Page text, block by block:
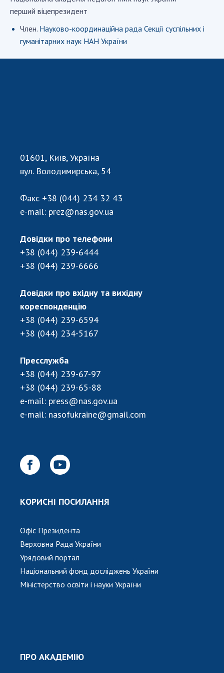
СТРУКТУРА
Президія НАН України
Ради, комітети та комісії
Наукові центри МОН та НАН України
ДІЯЛЬНІСТЬ
Засідання Президії НАН України
Річні звіти НАН України
Річні фінансові звіти НАН України
Наукові публікації та видавнича діяльність
Охорона прав інтелектуальної власності та
Наукові об'єкти, що становлять національне
надбання
Центри колективного користування
науковими приладами НАН України
Оцінювання ефективності діяльності
Відкрита наука в НАН України
Підготовка наукових кадрів
Членство в міжнародних організаціях
Міжнародні угоди
Міжнародні програми та конкурси
ДОКУМЕНТИ
Бланки документів
перший віцепрезидент
Член. Науково-координаційна рада Секції суспільних і
гуманітарних наук НАН України
01601, Київ, Україна
вул. Володимирська, 54
Факс +38 (044) 234 32 43
e-mail: prez@nas.gov.ua
Довідки про телефони
+38 (044) 239-6444
+38 (044) 239-6666
Довідки про вхідну та вихідну
кореспонденцію
+38 (044) 239-6594
+38 (044) 234-5167
Пресслужба
+38 (044) 239-67-97
+38 (044) 239-65-88
e-mail: press@nas.gov.ua
e-mail: nasofukraine@gmail.com
КОРИСНІ ПОСИЛАННЯ
Офіс Президента
Верховна Рада України
Урядовий портал
Національний фонд досліджень України
Міністерство освіти і науки України
ПРО АКАДЕМІЮ